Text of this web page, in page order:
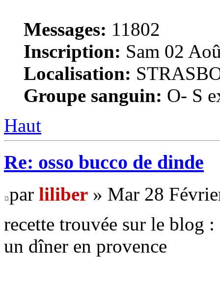
Messages: 11802
Inscription: Sam 02
Localisation:
Groupe sanguin: O- S
Haut
Re: osso bucco de dinde
par liliber » Mar 28
recette trouvée sur le blog :
un dîner en provence